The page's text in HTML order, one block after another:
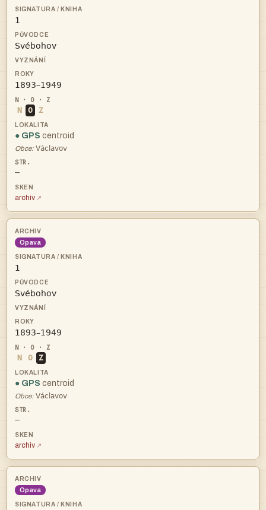



N O Z
● GPS centroid
Obce: 
—
archiv
Opava



N O Z
● GPS centroid
Obce: 
—
archiv
Opava